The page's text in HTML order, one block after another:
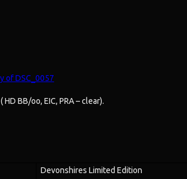
( HD BB/oo, EIC, PRA – clear).
Devonshires Limited Edition